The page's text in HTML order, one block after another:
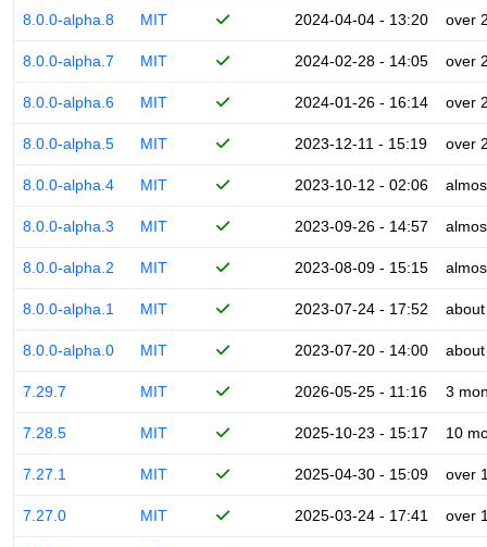
8.0.0-alpha.8 MIT 2024-04-04 - 13:20 over
8.0.0-alpha.7 MIT 2024-02-28 - 14:05 over
8.0.0-alpha.6 MIT 2024-01-26 - 16:14 over
8.0.0-alpha.5 MIT 2023-12-11 - 15:19 over
8.0.0-alpha.4 MIT 2023-10-12 - 02:06
8.0.0-alpha.3 MIT 2023-09-26 - 14:57
8.0.0-alpha.2 MIT 2023-08-09 - 15:15
8.0.0-alpha.1 MIT 2023-07-24 - 17:52
8.0.0-alpha.0 MIT 2023-07-20 - 14:00
7.29.7 MIT 2026-05-25 - 11:16 3
7.28.5 MIT 2025-10-23 - 15:17 10
7.27.1 MIT 2025-04-30 - 15:09 over
7.27.0 MIT 2025-03-24 - 17:41 over